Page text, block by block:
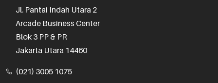
Jl. Pantai Indah Utara 2
Arcade Business Center
Blok 3 PP & PR
Jakarta Utara 14460
(021) 3005 1075